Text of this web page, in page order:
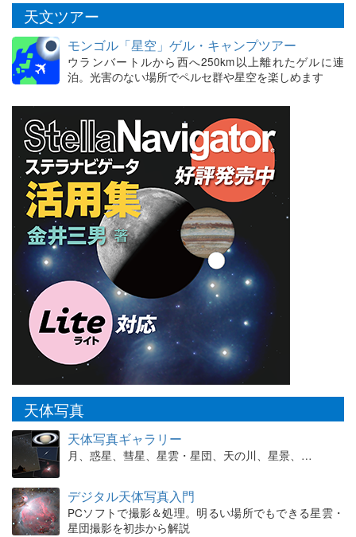
天文ツアー
モンゴル「星空」ゲル・キャンプツアー
ウランバートルから西へ250km以上離れたゲルに連
泊。光害のない場所でペルセ群や星空を楽しめます
天体写真
天体写真ギャラリー
月、惑星、彗星、星雲・星団、天の川、星景、…
デジタル天体写真入門
PCソフトで撮影＆処理。明るい場所でもできる星雲・
星団撮影を初歩から解説